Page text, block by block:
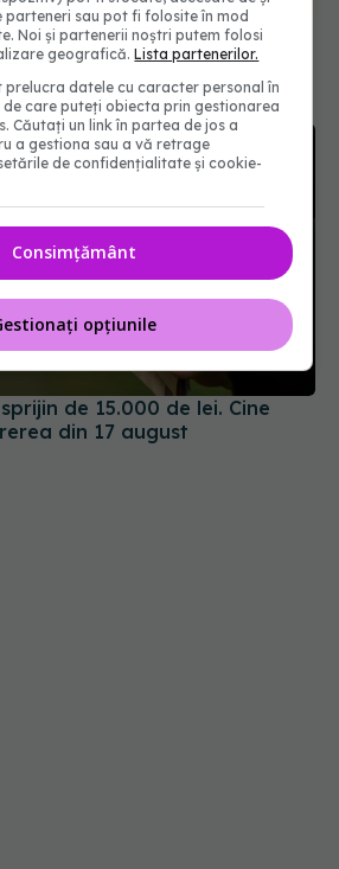
după revolta radiologilor: În
măsoară în șanse la viață
de 15.000 de lei. Cine
din 17 august
parteneri sau pot fi folosite în mod
Noi și partenerii noștri putem folosi
geografică.Lista partenerilor.
datele cu caracter personal în
care puteți obiecta prin gestionarea
Căutați un link în partea de jos a
a gestiona sau a vă retrage
de confidențialitate și cookie-
Consimțământ
opțiunile